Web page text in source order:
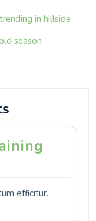
in hillside
season
efficitur.